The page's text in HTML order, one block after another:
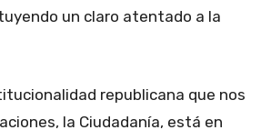
un claro atentado a la
republicana que nos
la Ciudadanía, está en